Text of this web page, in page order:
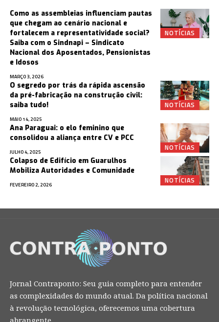
NOTÍCIAS
Como as assembleias influenciam pautas
que chegam ao cenário nacional e
fortalecem a representatividade social?
Saiba com o Sindnapi – Sindicato
Nacional dos Aposentados, Pensionistas
e Idosos
MARÇO 3, 2026
NOTÍCIAS
O segredo por trás da rápida ascensão
da pré-fabricação na construção civil:
saiba tudo!
MAIO 14, 2025
NOTÍCIAS
Ana Paraguai: o elo feminino que
consolidou a aliança entre CV e PCC
JULHO 4, 2025
NOTÍCIAS
Colapso de Edifício em Guarulhos
Mobiliza Autoridades e Comunidade
FEVEREIRO 2, 2026
Jornal Contraponto: Seu guia completo para entender
as complexidades do mundo atual. Da política nacional
à revolução tecnológica, oferecemos uma cobertura
abrangente.